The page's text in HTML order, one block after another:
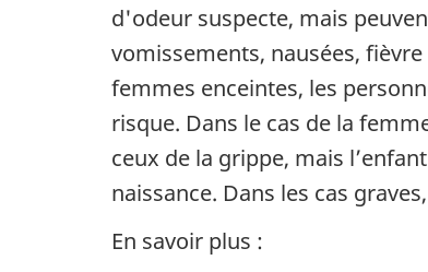
d'odeur suspecte, mais
vomissements, nausées,
femmes enceintes, les
risque. Dans le cas de la
ceux de la grippe, mais
naissance. Dans les cas
En savoir plus :